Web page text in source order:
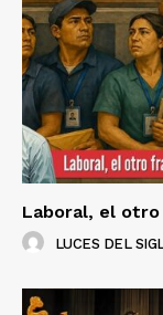
Laboral, el otro
LUCES DEL